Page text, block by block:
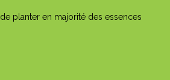
planter en majorité des essences